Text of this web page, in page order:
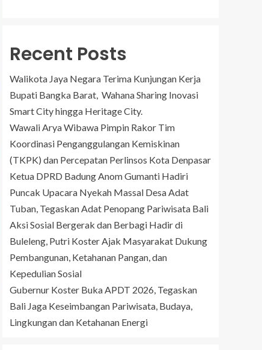
Recent Posts
Walikota Jaya Negara Terima Kunjungan Kerja
Bupati Bangka Barat, Wahana Sharing Inovasi
Smart City hingga Heritage City.
Wawali Arya Wibawa Pimpin Rakor Tim
Koordinasi Penganggulangan Kemiskinan
(TKPK) dan Percepatan Perlinsos Kota Denpasar
Ketua DPRD Badung Anom Gumanti Hadiri
Puncak Upacara Nyekah Massal Desa Adat
Tuban, Tegaskan Adat Penopang Pariwisata Bali
Aksi Sosial Bergerak dan Berbagi Hadir di
Buleleng, Putri Koster Ajak Masyarakat Dukung
Pembangunan, Ketahanan Pangan, dan
Kepedulian Sosial
Gubernur Koster Buka APDT 2026, Tegaskan
Bali Jaga Keseimbangan Pariwisata, Budaya,
Lingkungan dan Ketahanan Energi